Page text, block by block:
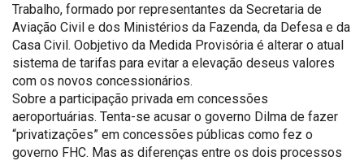
Trabalho, formado por representantes da Secretaria de
Aviação Civil e dos Ministérios da Fazenda, da Defesa e da
Casa Civil. Oobjetivo da Medida Provisória é alterar o atual
sistema de tarifas para evitar a elevação deseus valores
com os novos concessionários.
Sobre a participação privada em concessões
aeroportuárias. Tenta-se acusar o governo Dilma de fazer
“privatizações” em concessões públicas como fez o
governo FHC. Mas as diferenças entre os dois processos